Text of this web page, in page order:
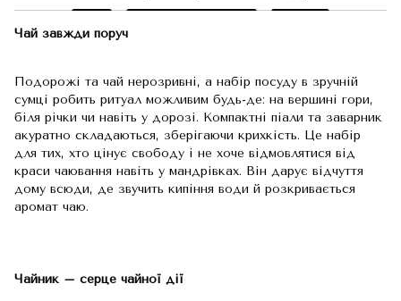
Чай завжди поруч
Подорожі та чай нерозривні, а набір посуду в зручній
сумці робить ритуал можливим будь-де: на вершині гори,
біля річки чи навіть у дорозі. Компактні піали та заварник
акуратно складаються, зберігаючи крихкість. Це набір
для тих, хто цінує свободу і не хоче відмовлятися від
краси чаювання навіть у мандрівках. Він дарує відчуття
дому всюди, де звучить кипіння води й розкривається
аромат чаю.
Чайник – серце чайної дії